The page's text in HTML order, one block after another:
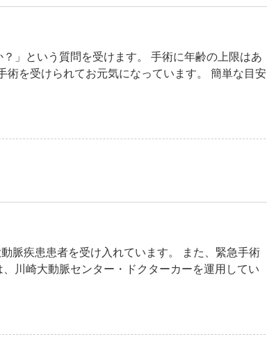
」という質問を受けます。 手術に年齢の上限はあ
術を受けられてお元気になっています。 簡単な目安
脈疾患患者を受け入れています。 また、緊急手術
川崎大動脈センター・ドクターカーを運用してい